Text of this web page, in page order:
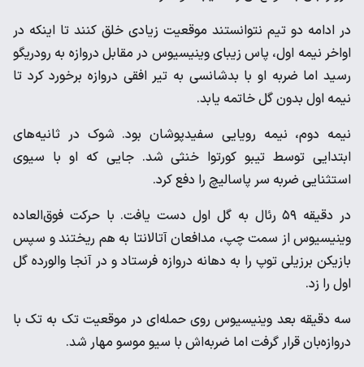
در ادامه دو تیم نتوانستند موقعیت زیادی خلق کنند تا اینکه در
اواخر نیمه اول، پاس زیبای وینیسیوس در مقابل دروازه به رودریگو
رسید اما ضربه او با بدشانسی به تیر افقی دروازه برخورد کرد تا
نیمه اول بدون گل خاتمه یابد.
نیمه دوم، نیمه رویایی سفیدپوشان بود. شوک در ثانیه‌های
ابتدایی توسط تیبو کورتوا خنثی شد. جایی که او با سیوی
استثنایی ضربه سر پاسالیچ را دفع کرد.
در دقیقه ۵۹ رئال به گل اول دست یافت. با حرکت فوق‌العاده
وینیسیوس از سمت چپ، مدافعان آتالانتا به هم ریختند و سپس
بازیکن برزیلی توپ را به دهانه دروازه فرستاد و در آنجا والورده گل
اول را زد.
سه دقیقه بعد وینیسیوس روی حمله‌ای در موقعیت تک به تک با
دروازه‌بان قرار گرفت اما ضربه‌اش با سیو موسو مهار شد.